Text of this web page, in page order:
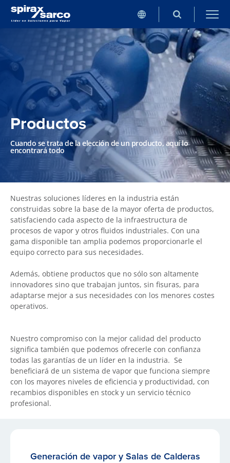
Productos
Cuando se trata de la elección de un producto, aquí lo
encontrará todo
Nuestras soluciones líderes en la industria están
construidas sobre la base de la mayor oferta de productos,
satisfaciendo cada aspecto de la infraestructura de
procesos de vapor y otros fluidos industriales. Con una
gama disponible tan amplia podemos proporcionarle el
equipo correcto para sus necesidades.
Además, obtiene productos que no sólo son altamente
innovadores sino que trabajan juntos, sin fisuras, para
adaptarse mejor a sus necesidades con los menores costes
operativos.
Nuestro compromiso con la mejor calidad del producto
significa también que podemos ofrecerle con confianza
todas las garantías de un líder en la industria. Se
beneficiará de un sistema de vapor que funciona siempre
con los mayores niveles de eficiencia y productividad, con
recambios disponibles en stock y un servicio técnico
profesional.
Generación de vapor y Salas de Calderas